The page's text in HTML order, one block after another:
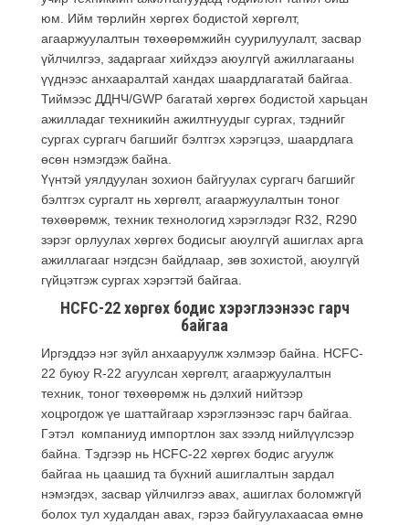
юм. Ийм төрлийн хөргөх бодистой хөргөлт,
агааржуулалтын төхөөрөмжийн суурилуулалт, засвар
үйлчилгээ, задаргааг хийхдээ аюулгүй ажиллагааны
үүднээс анхааралтай хандах шаардлагатай байгаа.
Тиймээс ДДНЧ/GWP багатай хөргөх бодистой харьцан
ажилладаг техникийн ажилтнуудыг сургах, тэднийг
сургах сургагч багшийг бэлтгэх хэрэгцээ, шаардлага
өсөн нэмэгдэж байна.
Үүнтэй уялдуулан зохион байгуулах сургагч багшийг
бэлтгэх сургалт нь хөргөлт, агааржуулалтын тоног
төхөөрөмж, техник технологид хэрэглэдэг R­32, R­290
зэрэг орлуулах хөргөх бодисыг аюулгүй ашиглах арга
ажиллагааг нэгдсэн байдлаар, зөв зохистой, аюулгүй
гүйцэтгэж сургах хэрэгтэй байгаа.
HCFC-22 хөргөх бодис хэрэглээнээс гарч
байгаа
Иргэддээ нэг зүйл анхааруулж хэлмээр байна. HCFC-
22 буюу R-22 агуулсан хөргөлт, агааржуулалтын
техник, тоног төхөөрөмж нь дэлхий нийтээр
хоцрогдож үе шаттайгаар хэрэглээнээс гарч байгаа.
Гэтэл компаниуд импортлон зах зээлд нийлүүлсээр
байна. Тэдгээр нь HCFC-22 хөргөх бодис агуулж
байгаа нь цаашид та бүхний ашиглалтын зардал
нэмэгдэх, засвар үйлчилгээ авах, ашиглах боломжгүй
болох тул худалдан авах, гэрээ байгуулахаасаа өмнө